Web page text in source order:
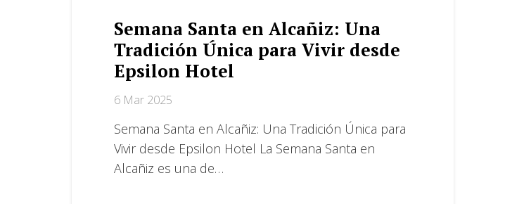
Semana Santa en Alcañiz: Una
Tradición Única para Vivir desde
Epsilon Hotel
6 Mar 2025
Semana Santa en Alcañiz: Una Tradición Única para
Vivir desde Epsilon Hotel La Semana Santa en
Alcañiz es una de…